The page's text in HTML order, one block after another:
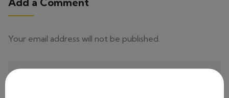
Your email address will not be published.